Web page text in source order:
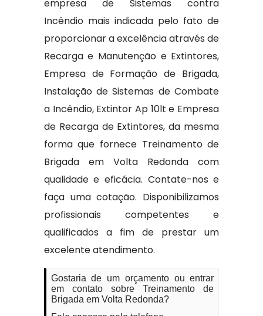
empresa de Sistemas contra
Incêndio mais indicada pelo fato de
proporcionar a excelência através de
Recarga e Manutenção e Extintores,
Empresa de Formação de Brigada,
Instalação de Sistemas de Combate
a Incêndio, Extintor Ap 10lt e Empresa
de Recarga de Extintores, da mesma
forma que fornece Treinamento de
Brigada em Volta Redonda com
qualidade e eficácia. Contate-nos e
faça uma cotação. Disponibilizamos
profissionais competentes e
qualificados a fim de prestar um
excelente atendimento.
Gostaria de um orçamento ou entrar
em contato sobre Treinamento de
Brigada em Volta Redonda?